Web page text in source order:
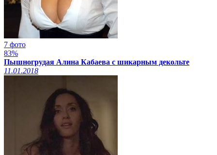
7 фото
83%
Пышногрудая Алина Кабаева с шикарным декольте
11.01.2018